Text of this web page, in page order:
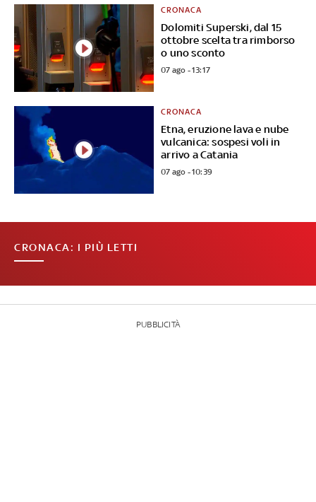
Dolomiti Superski, dal 15
ottobre scelta tra rimborso
o uno sconto
CRONACA
07 ago - 13:17
Etna, eruzione lava e nube
vulcanica: sospesi voli in
arrivo a Catania
CRONACA
07 ago - 10:39
CRONACA: I PIÙ LETTI
PUBBLICITÀ